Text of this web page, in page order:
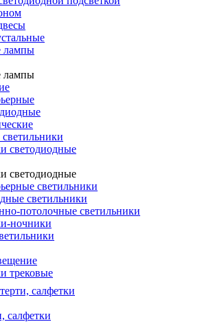
лампы
лампы
светодиодные
светодиодные
светильники
светильники
потолочные светильники
ночники
трековые
салфетки
салфетки